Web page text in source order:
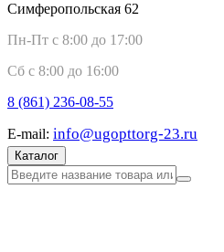
Симферопольская 62
Пн-Пт с 8:00 до 17:00
Сб с 8:00 до 16:00
8 (861) 236-08-55
E-mail: info@ugopttorg-23.ru
Каталог